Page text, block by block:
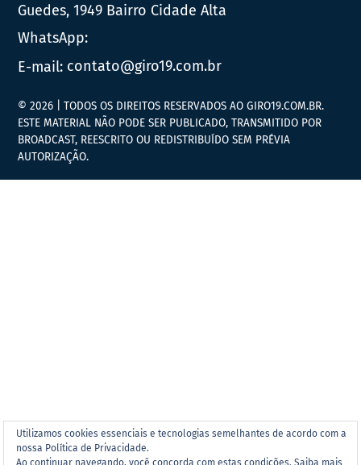
Guedes, 1949 Bairro Cidade Alta
WhatsApp:
E-mail: contato@giro19.com.br
Utilizamos cookies essenciais e tecnologias semelhantes de acordo com a
nossa Política de Privacidade.
Ao continuar navegando, você concorda com estas condições.Saiba mais
© 2026 | TODOS OS DIREITOS RESERVADOS AO GIRO19.COM.BR.
ESTE MATERIAL NÃO PODE SER PUBLICADO, TRANSMITIDO POR
BROADCAST, REESCRITO OU REDISTRIBUÍDO SEM PRÉVIA
AUTORIZAÇÃO.